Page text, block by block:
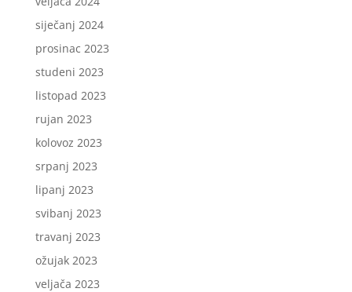
siječanj 2024
prosinac 2023
studeni 2023
listopad 2023
rujan 2023
kolovoz 2023
srpanj 2023
lipanj 2023
svibanj 2023
travanj 2023
ožujak 2023
veljača 2023